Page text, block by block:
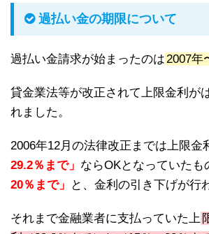
過払い金の期限について
過払い金請求が始まったのは 2007年
貸金業法等が改正されて上限金利が
れました。
2006年12月の法律改正までは上限金
29.2％まで」 ならOKとなっていたも
20％まで」
と、金利の引き下げが行
それまで金融業者に支払っていた上